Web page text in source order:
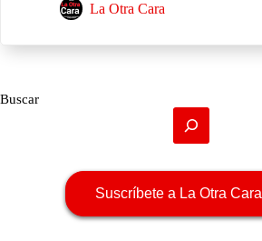
La Otra Cara
Buscar
Suscríbete a La Otra Cara